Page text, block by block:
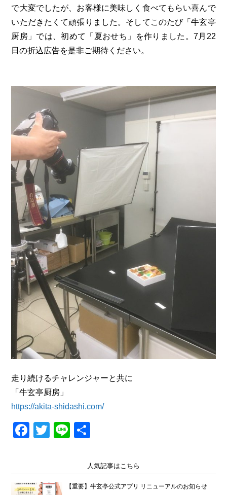
で大変でしたが、お客様に美味しく食べてもらい喜んで
いただきたくて頑張りました。そしてこのたび「牛玄亭
厨房」では、初めて「夏おせち」を作りました。7月22
日の折込広告を是非ご期待ください。
走り続けるチャレンジャーと共に
「牛玄亭厨房」
https://akita-shidashi.com/
Facebook
Twitter
Line
人気記事はこちら
【重要】牛玄亭公式アプリ リニューアルのお知らせ